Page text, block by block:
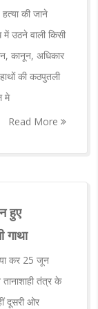
की जाने
में उठने वाली किसी
कानून, अधिकार
की कठपुतली
मे
Read More
हुए
कर 25 जून
तंत्र के
दूसरी ओर